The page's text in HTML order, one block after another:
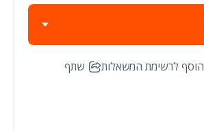
הוסף לרשימת המשאלות שתף